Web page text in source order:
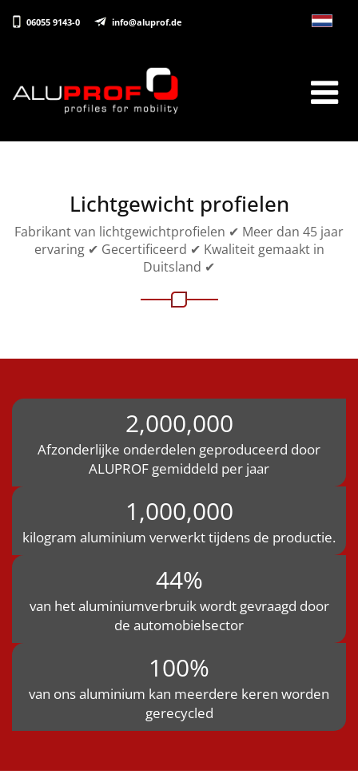
06055 9143-0 info@aluprof.de
Lichtgewicht profielen
Fabrikant van lichtgewichtprofielen ✔ Meer dan 45 jaar
ervaring ✔ Gecertificeerd ✔ Kwaliteit gemaakt in
Duitsland ✔
2,000,000
Afzonderlijke onderdelen geproduceerd door
ALUPROF gemiddeld per jaar
1,000,000
kilogram aluminium verwerkt tijdens de productie.
44%
van het aluminiumverbruik wordt gevraagd door
de automobielsector
100%
van ons aluminium kan meerdere keren worden
gerecycled